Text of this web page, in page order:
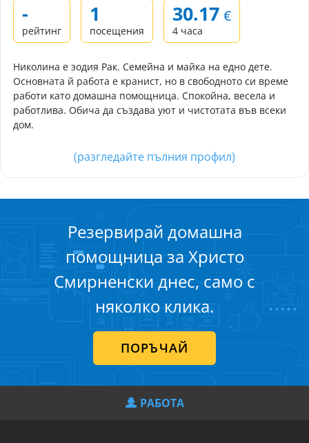
-
рейтинг
1
посещения
30.17 €
4 часа
Николина е зодия Рак. Семейна и майка на едно дете.
Основната й работа е кранист, но в свободното си време
работи като домашна помощница. Спокойна, весела и
работлива. Обича да създава уют и чистотата във всеки
дом.
(разгледайте пълния профил)
Резервирай домашна
помощница за Христо
Смирненски днес, само с
няколко клика.
ПОРЪЧАЙ
РАБОТА